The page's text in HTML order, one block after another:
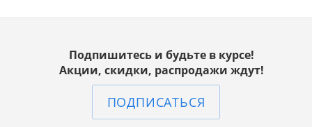
Подпишитесь и будьте в курсе!
Акции, скидки, распродажи ждут!
ПОДПИСАТЬСЯ